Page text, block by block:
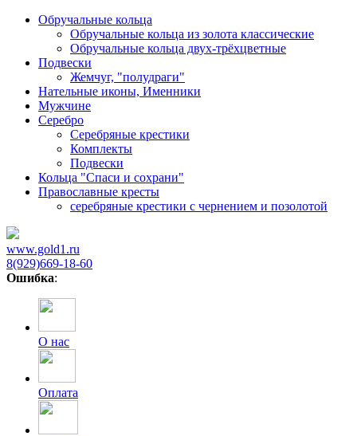
Обручальные кольца
Обручальные кольца из золота классические
Обручальные кольца двух-трёхцветные
Подвески
Жемчуг, "полудраги"
Нательные иконы, Именники
Мужчине
Серебро
Серебряные крестики
Комплекты
Подвески
Кольца "Спаси и сохрани"
Православные кресты
cеребряные крестики с чернением и позолотой
www.gold1.ru
8(929)669-18-60
Ошибка:
О нас
Оплата